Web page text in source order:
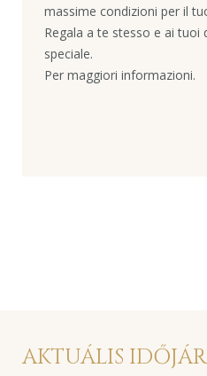
massime condizioni per il
Regala a te stesso e ai tuoi
speciale.
Per maggiori informazioni.
AKTUÁLIS